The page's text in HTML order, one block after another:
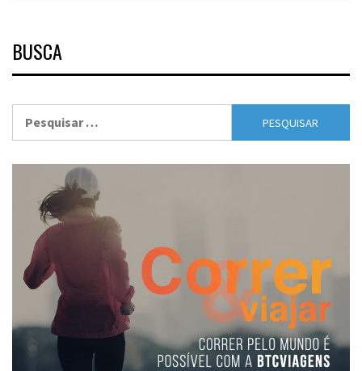
BUSCA